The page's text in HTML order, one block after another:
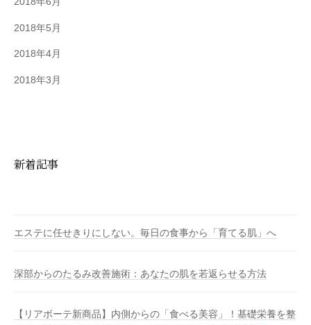
2018年5月
2018年4月
2018年3月
新着記事
エステに任せきりにしない。毎日の食事から「育てる肌」へ
深部からのたるみ改善施術：あなたの肌を若返らせる方法
【リアボーテ新商品】内側からの「食べる美容」！基礎栄養を整